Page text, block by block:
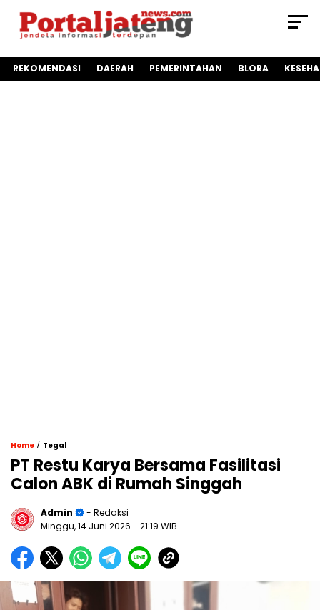
REKOMENDASI DAERAH PEMERINTAHAN BLORA
Home / Tegal
PT Restu Karya Bersama Fasilitasi
Calon ABK di Rumah Singgah
Admin
- Redaksi
Minggu, 14 Juni 2026 - 21:19 WIB